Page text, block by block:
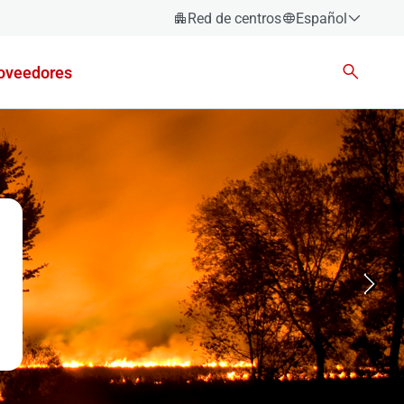
Red de centros
Español
Euskara
Valencià
English